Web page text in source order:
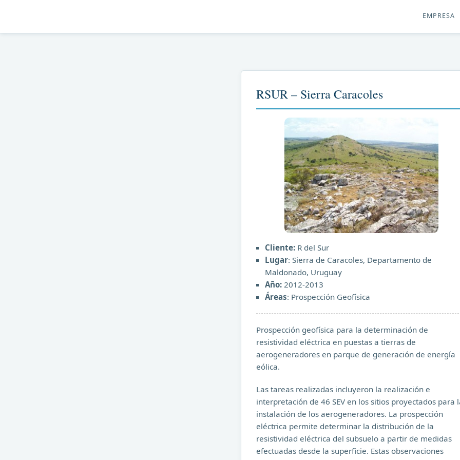
EMPRESA
RSUR – Sierra Caracoles
Cliente: R del Sur
Lugar: Sierra de Caracoles, Departamento de
Maldonado, Uruguay
Año: 2012-2013
Áreas: Prospección Geofísica
Prospección geofísica para la determinación de
resistividad eléctrica en puestas a tierras de
aerogeneradores en parque de generación de energía
eólica.
Las tareas realizadas incluyeron la realización e
interpretación de 46 SEV en los sitios proyectados para
instalación de los aerogeneradores. La prospección
eléctrica permite determinar la distribución de la
resistividad eléctrica del subsuelo a partir de medidas
efectuadas desde la superficie. Estas observaciones